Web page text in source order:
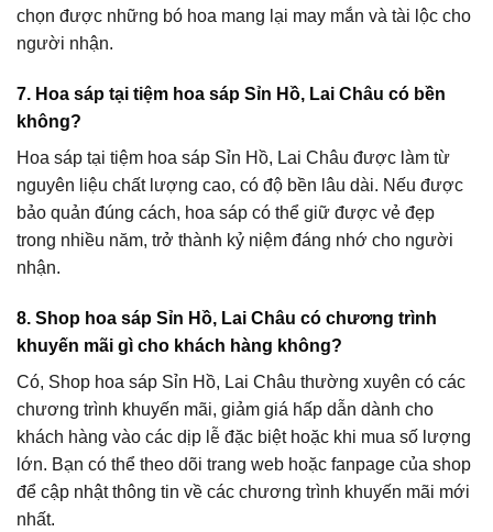
chọn được những bó hoa mang lại may mắn và tài lộc cho
người nhận.
7. Hoa sáp tại tiệm hoa sáp Sỉn Hồ, Lai Châu có bền
không?
Hoa sáp tại tiệm hoa sáp Sỉn Hồ, Lai Châu được làm từ
nguyên liệu chất lượng cao, có độ bền lâu dài. Nếu được
bảo quản đúng cách, hoa sáp có thể giữ được vẻ đẹp
trong nhiều năm, trở thành kỷ niệm đáng nhớ cho người
nhận.
8. Shop hoa sáp Sỉn Hồ, Lai Châu có chương trình
khuyến mãi gì cho khách hàng không?
Có, Shop hoa sáp Sỉn Hồ, Lai Châu thường xuyên có các
chương trình khuyến mãi, giảm giá hấp dẫn dành cho
khách hàng vào các dịp lễ đặc biệt hoặc khi mua số lượng
lớn. Bạn có thể theo dõi trang web hoặc fanpage của shop
để cập nhật thông tin về các chương trình khuyến mãi mới
nhất.